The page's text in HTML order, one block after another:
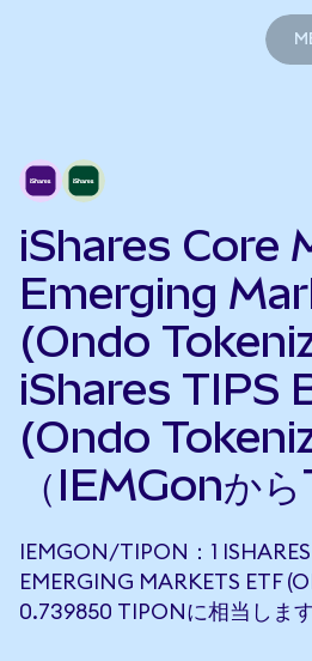
iShares Core
Emerging
(Ondo
iShares TIPS
(Ondo
（IEMGonか
IEMGON/TIPON：1
EMERGING MARKETS ETF
0.739850 TIPONに相当しま